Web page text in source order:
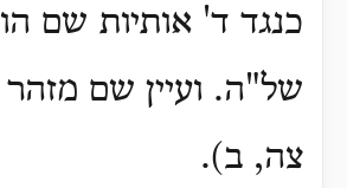
כנגד ד' אותיות שם
של"ה. ועיין שם
צה, ב).